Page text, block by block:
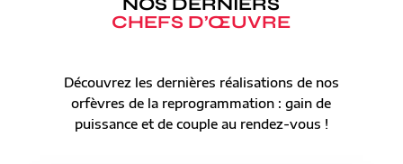
CHEFS D’ŒUVRE
Découvrez les dernières réalisations de nos
orfèvres de la reprogrammation : gain de
puissance et de couple au rendez-vous !